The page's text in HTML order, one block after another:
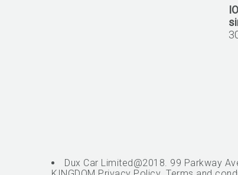
Dux Car Limited@2018. 99 Parkway